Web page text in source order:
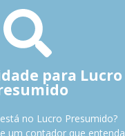
para Lucro
no Lucro Presumido?
um contador que entenda
por você no
Presumido:
de IRPJ e CSLL. Emissão
Contribuições. Controle de
e estaduais. Entrega de
obrigações acessórias.
para evitar pagamentos